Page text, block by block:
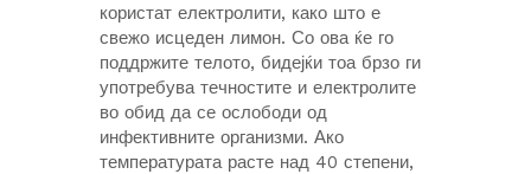
користат електролити, како што е
свежо исцеден лимон. Со ова ќе го
поддржите телото, бидејќи тоа брзо ги
употребува течностите и електролите
во обид да се ослободи од
инфективните организми. Ако
температурата расте над 40 степени,